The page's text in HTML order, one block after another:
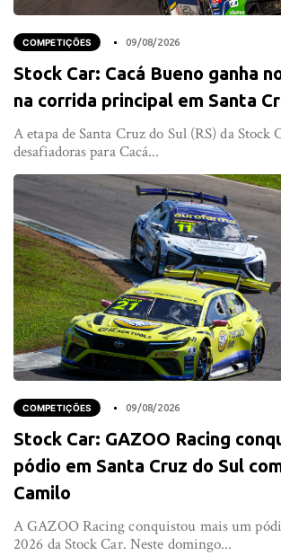
COMPETIÇÕES 09/08/2026
Stock Car: Cacá Bueno ganha
na corrida principal em Santa
A etapa de Santa Cruz do Sul (RS) da Stock
desafiadoras para Cacá...
COMPETIÇÕES 09/08/2026
Stock Car: GAZOO Racing
pódio em Santa Cruz do Sul
Camilo
A GAZOO Racing conquistou mais um
2026 da Stock Car. Neste domingo...